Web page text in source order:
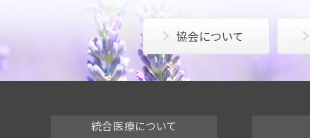
協会について
統合医療について